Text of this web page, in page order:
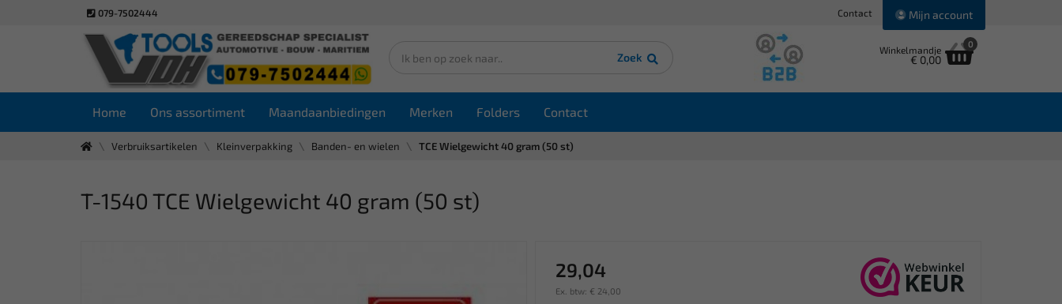
079-7502444 Contact Mijn account
Zoek
Winkelmandje
€ 0,00
0
Home Ons assortiment Maandaanbiedingen Merken Folders Contact
Verbruiksartikelen Kleinverpakking Banden- en wielen TCE Wielgewicht 40 gram (50 st)
T-1540 TCE Wielgewicht 40 gram (50 st)
29,04
Ex. btw: € 24,00